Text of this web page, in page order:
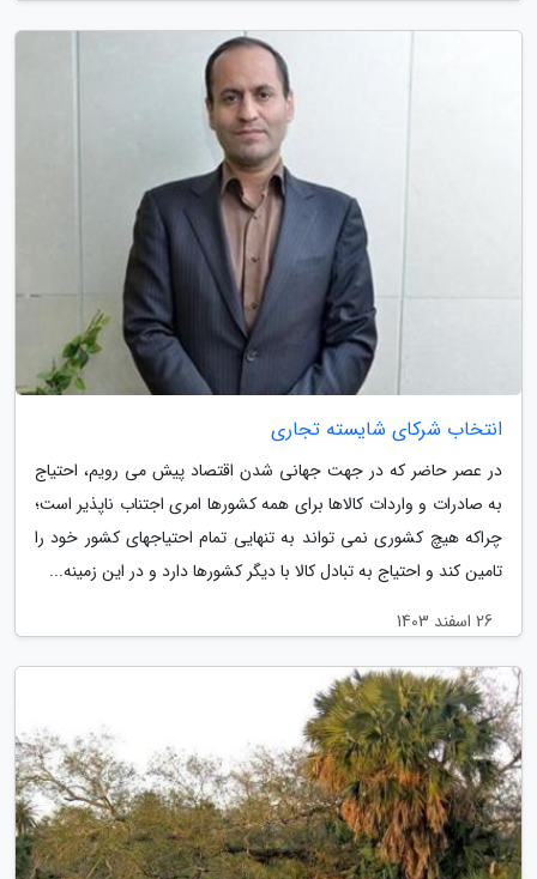
انتخاب شرکای شایسته تجاری
در عصر حاضر که در جهت جهانی شدن اقتصاد پیش می رویم، احتیاج
به صادرات و واردات کالاها براى همه کشورها امرى اجتناب ناپذیر است؛
چراکه هیچ کشوری نمی تواند به تنهایى تمام احتیاجهای کشور خود را
تامین کند و احتیاج به تبادل کالا با دیگر کشورها دارد و در این زمینه...
26 اسفند 1403